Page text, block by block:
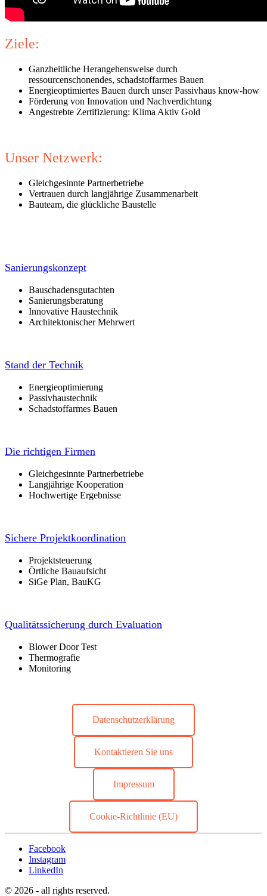
Ziele:
Ganzheitliche Herangehensweise durch
ressourcenschonendes, schadstoffarmes Bauen
Energieoptimiertes Bauen durch unser Passivhaus know-how
Förderung von Innovation und Nachverdichtung
Angestrebte Zertifizierung: Klima Aktiv Gold
Unser Netzwerk:
Gleichgesinnte Partnerbetriebe
Vertrauen durch langjährige Zusammenarbeit
Bauteam, die glückliche Baustelle
Sanierungskonzept
Bauschadensgutachten
Sanierungsberatung
Innovative Haustechnik
Architektonischer Mehrwert
Stand der Technik
Energieoptimierung
Passivhaustechnik
Schadstoffarmes Bauen
Die richtigen Firmen
Gleichgesinnte Partnerbetriebe
Langjährige Kooperation
Hochwertige Ergebnisse
Sichere Projektkoordination
Projektsteuerung
Örtliche Bauaufsicht
SiGe Plan, BauKG
Qualitätssicherung durch Evaluation
Blower Door Test
Thermografie
Monitoring
Datenschutzerklärung
Kontaktieren Sie uns
Impressum
Cookie-Richtlinie (EU)
Facebook
Instagram
LinkedIn
© 2026 - all rights reserved.